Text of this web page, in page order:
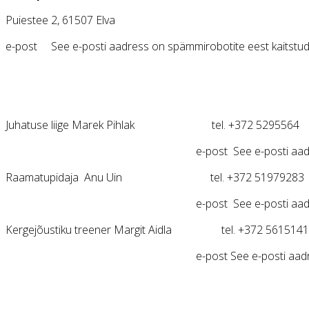
Puiestee 2, 61507 Elva
e-post See e-posti aadress on spämmirobotite eest
Juhatuse liige Marek Pihlak tel. +372
e-post See e-posti
Raamatupidaja Anu Uin tel. +372
e-post See e-posti
Kergejõustiku treener Margit Aidla tel. +372
e-post See e-posti